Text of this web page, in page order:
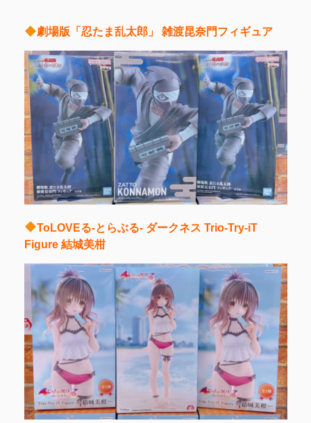
劇場版「忍たま乱太郎」 雑渡昆奈門フィギュア
ToLOVEる-とらぶる- ダークネス Trio-Try-iT
Figure 結城美柑